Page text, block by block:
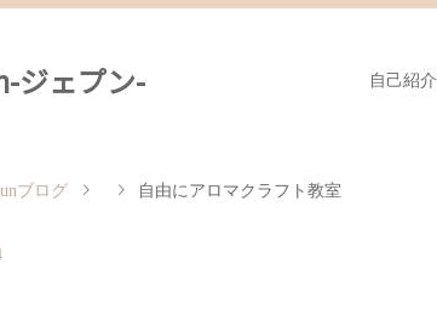
ジェプン- 自己紹介
ブログ 自由にアロマクラフト教室